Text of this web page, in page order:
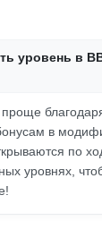
уровень в
в
по
уровнях,